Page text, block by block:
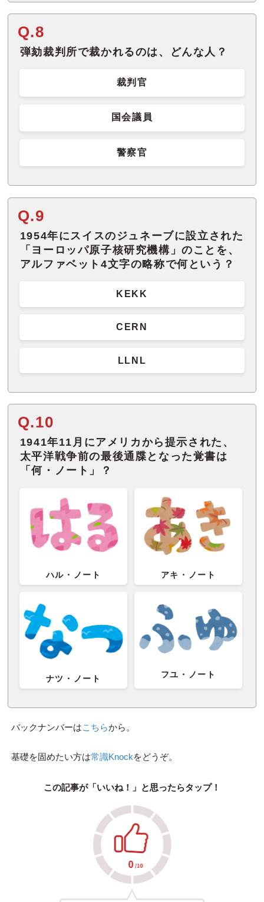
Q.8
弾劾裁判所で裁かれるのは、どんな人？
裁判官
国会議員
警察官
Q.9
1954年にスイスのジュネーブに設立された
「ヨーロッパ原子核研究機構」のことを、
アルファベット4文字の略称で何という？
KEKK
CERN
LLNL
Q.10
1941年11月にアメリカから提示された、
太平洋戦争前の最後通牒となった覚書は
「何・ノート」？
ハル・ノート アキ・ノート
ナツ・ノート フユ・ノート
バックナンバーはこちらから。
基礎を固めたい方は常識Knockをどうぞ。
この記事が「いいね！」と思ったらタップ！